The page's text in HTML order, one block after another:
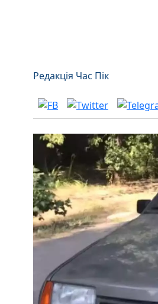
Редакція Час Пік